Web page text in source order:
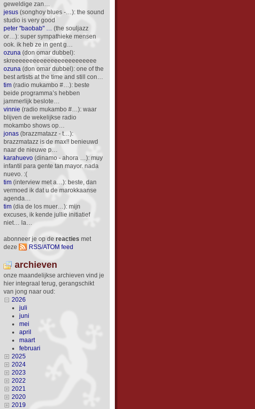
geweldige zan…
jesus (songhoy blues -…): the sound
studio is very good
peter "baobab" … (the souljazz
or…): super sympathieke mensen
ook. ik heb ze in gent g…
ozuna (don omar dubbel):
skreeeeeeeeeeeeeeeeeeeeeeee
ozuna (don omar dubbel): one of the
best artists at the time and still con…
tim (radio mukambo #…): beste
beide programma’s hebben
jammerlijk beslote…
vinnie (radio mukambo #…): waar
blijven de wekelijkse radio
mokambo shows op…
jonas (brazzmatazz - t…):
brazzmatazz is de max!! benieuwd
naar de nieuwe p…
karahuevo (dinamo - ahora …): muy
infantil para gente tan mayor. nada
nuevo. :(
tim (interview met a…): beste, dan
vermoed ik dat u de marokkaanse
agenda…
tim (dia de los muer…): mijn
excuses, ik kende jullie initiatief
niet… la…
abonneer je op de reacties met
deze
RSS/ATOM feed
archieven
onze maandelijkse archieven vind je
hier integraal terug, gerang­schikt
van jong naar oud:
2026
juli
juni
mei
april
maart
februari
2025
2024
2023
2022
2021
2020
2019